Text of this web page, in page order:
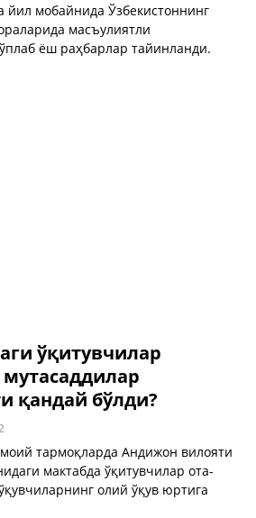
йил мобайнида Ўзбекистоннинг
масъулиятли
ёш раҳбарлар тайинланди.
ўқитувчилар
мутасаддилар
қандай бўлди?
тармоқларда Андижон вилояти
мактабда ўқитувчилар ота-
олий ўқув юртига
пастлиги учун узр сўрагани